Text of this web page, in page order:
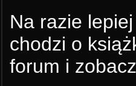
Na razie
chodzi o
forum i